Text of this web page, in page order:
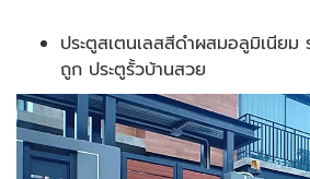
ประตูสเตนเลสสีดำผสมอลูมิเนียม
ถูก ประตูรั้วบ้านสวย